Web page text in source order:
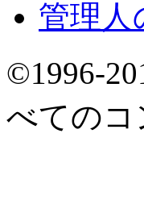
管理人
©1996-
べてのコ